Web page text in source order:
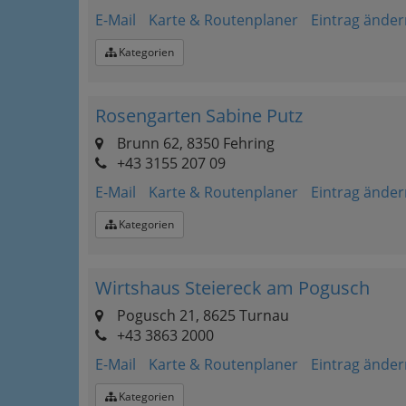
E-Mail
Karte & Routenplaner Eintrag
Kategorien
Rosengarten Sabine Putz
Brunn 62, 8350 Fehring
+43 3155 207 09
E-Mail
Karte & Routenplaner Eintrag
Kategorien
Wirtshaus Steiereck am Pogusch
Pogusch 21, 8625 Turnau
+43 3863 2000
E-Mail
Karte & Routenplaner Eintrag
Kategorien